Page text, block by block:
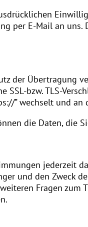
per E-Mail an
der Übertragung
bzw. TLS-
” wechselt und
die Daten,
jederzeit
und den Zweck
Fragen